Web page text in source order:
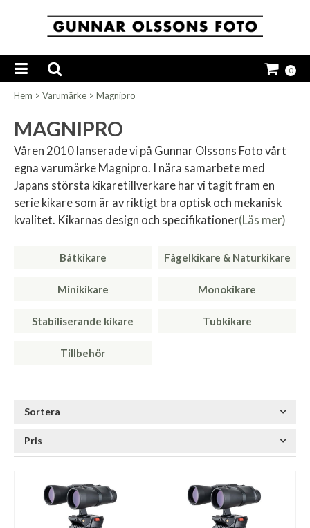
0
Hem > Varumärke > Magnipro
MAGNIPRO
Våren 2010 lanserade vi på Gunnar Olssons Foto vårt
egna varumärke Magnipro. I nära samarbete med
Japans största kikaretillverkare har vi tagit fram en
serie kikare som är av riktigt bra optisk och mekanisk
kvalitet. Kikarnas design och specifikationer(Läs mer)
Båtkikare Fågelkikare & Naturkikare
Minikikare Monokikare
Stabiliserande kikare Tubkikare
Tillbehör
Sortera
Pris